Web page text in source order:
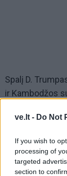
ve.lt - Do Not
If you wish to
processing of
targeted
section to
Spalį D.
ir Kambodžos
jis buvo
naujų kovų
Pareigūnų
žuvo
civilis.